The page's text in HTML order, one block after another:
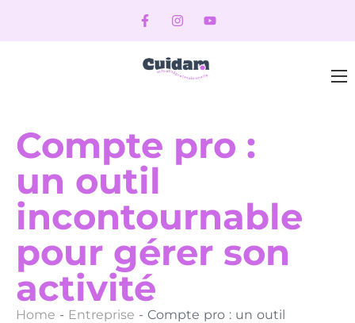
Compte pro :
un outil
incontournable
pour gérer son
activité
Home - Entreprise - Compte pro : un outil